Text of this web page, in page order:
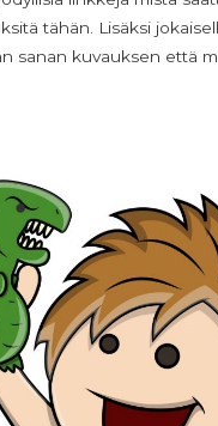
tähän. Lisäksi
sanan kuvauksen että